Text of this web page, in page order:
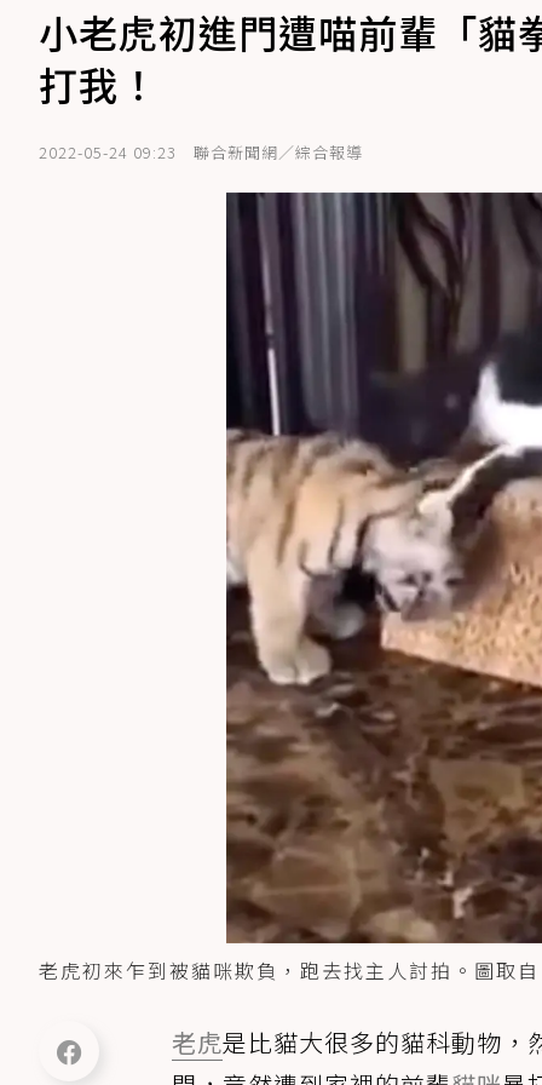
小老虎初進門遭喵前輩「貓
打我！
2022-05-24 09:23 聯合新聞網／綜合報導
老虎初來乍到被貓咪欺負，跑去找主人討拍。圖取
老虎是比貓大很多的貓科動物，